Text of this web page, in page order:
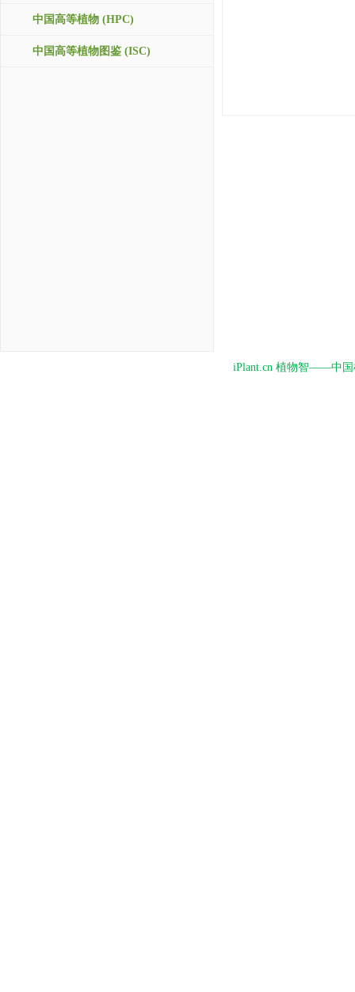
中国高等植物 (HPC)
中国高等植物图鉴 (ISC)
iPlant.cn 植物智——中国